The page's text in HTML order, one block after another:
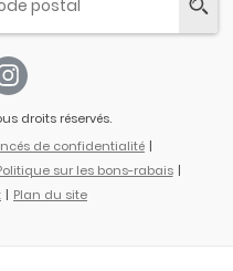
droits réservés.
de confidentialité
sur les bons-rabais
Plan du site